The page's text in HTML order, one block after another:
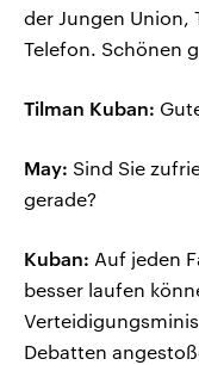
der Jungen Union,
Telefon. Schönen
Tilman Kuban:
May: Sind Sie
gerade?
Kuban: Auf jeden
besser laufen
Debatten